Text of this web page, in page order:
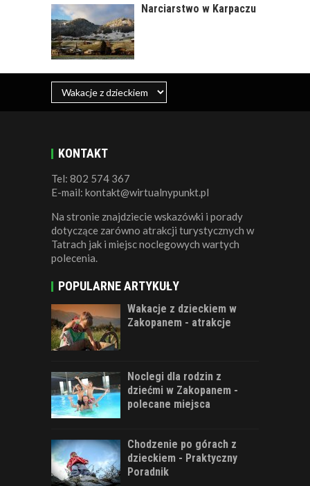
Narciarstwo w Karpaczu
KONTAKT
Tel: 802 574 367
E-mail: kontakt@wirtualnypunkt.pl
Na stronie znajdziecie wskazówki i porady
dotyczące zarówno atrakcji turystycznych w
Tatrach jak i miejsc noclegowych wartych
polecenia.
POPULARNE ARTYKUŁY
Wakacje z dzieckiem w
Zakopanem - atrakcje
Noclegi dla rodzin z
dziećmi w Zakopanem -
polecane miejsca
Chodzenie po górach z
dzieckiem - Praktyczny
Poradnik